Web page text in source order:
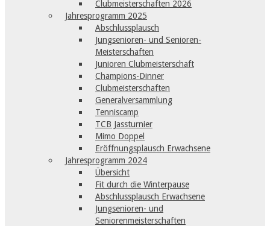
Clubmeisterschaften 2026
Jahresprogramm 2025
Abschlussplausch
Jungsenioren- und Senioren-
Meisterschaften
Junioren Clubmeisterschaft
Champions-Dinner
Clubmeisterschaften
Generalversammlung
Tenniscamp
TCB Jassturnier
Mimo Doppel
Eröffnungsplausch Erwachsene
Jahresprogramm 2024
Übersicht
Fit durch die Winterpause
Abschlussplausch Erwachsene
Jungsenioren- und
Seniorenmeisterschaften